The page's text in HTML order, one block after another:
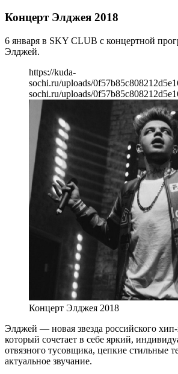
Концерт Элджея 2018
6 января в SKY CLUB с концертной
Элджей.
https://kuda-
sochi.ru/uploads/
sochi.ru/uploads/
Концерт Элджея 2018
Элджей — новая звезда российского
который сочетает в себе яркий,
отвязного тусовщика, цепкие стильные
актуальное звучание.